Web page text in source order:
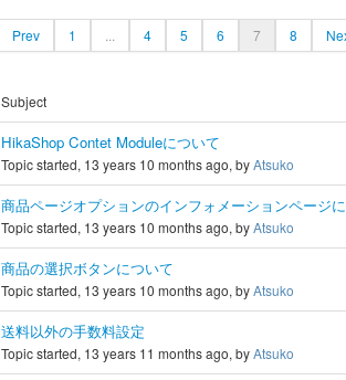
Prev 1 4 5 6 7 8
Subject
HikaShop Contet Moduleについて
Topic started, 13 years 10 months ago, byAtsuko
商品ページオプションのインフォメーションページ
Topic started, 13 years 10 months ago, byAtsuko
商品の選択ボタンについて
Topic started, 13 years 10 months ago, byAtsuko
送料以外の手数料設定
Topic started, 13 years 11 months ago, byAtsuko